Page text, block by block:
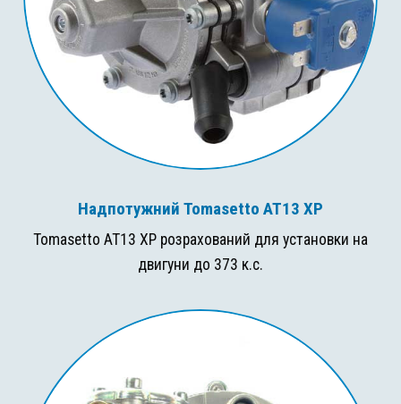
Надпотужний Tomasetto AT13 XP
Tomasetto AT13 XP розрахований для установки на
двигуни до 373 к.с.